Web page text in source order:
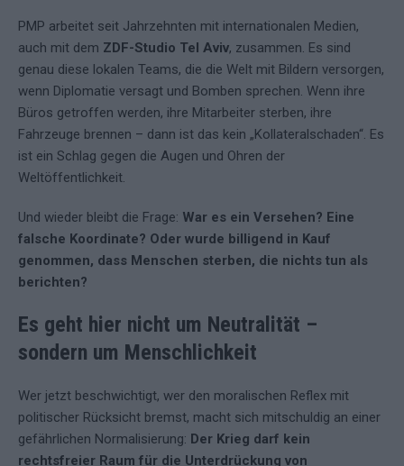
PMP arbeitet seit Jahrzehnten mit internationalen Medien,
auch mit dem ZDF-Studio Tel Aviv, zusammen. Es sind
genau diese lokalen Teams, die die Welt mit Bildern versorgen,
wenn Diplomatie versagt und Bomben sprechen. Wenn ihre
Büros getroffen werden, ihre Mitarbeiter sterben, ihre
Fahrzeuge brennen – dann ist das kein „Kollateralschaden“. Es
ist ein Schlag gegen die Augen und Ohren der
Weltöffentlichkeit.
Und wieder bleibt die Frage: War es ein Versehen? Eine
falsche Koordinate? Oder wurde billigend in Kauf
genommen, dass Menschen sterben, die nichts tun als
berichten?
Es geht hier nicht um Neutralität –
sondern um Menschlichkeit
Wer jetzt beschwichtigt, wer den moralischen Reflex mit
politischer Rücksicht bremst, macht sich mitschuldig an einer
gefährlichen Normalisierung: Der Krieg darf kein
rechtsfreier Raum für die Unterdrückung von